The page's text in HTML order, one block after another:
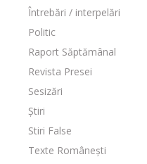
Întrebări / interpelări
Politic
Raport Săptămânal
Revista Presei
Sesizări
Știri
Stiri False
Texte Românești